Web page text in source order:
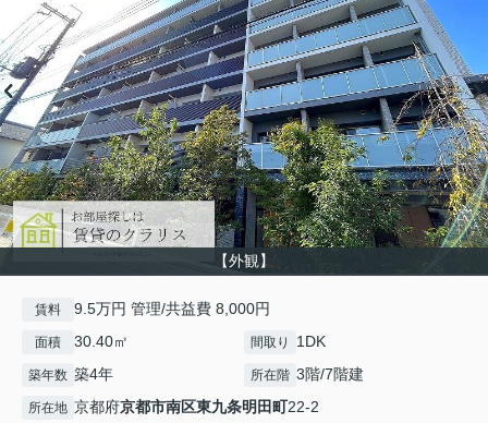
【外観】
賃料 9.5万円 管理/共益費 8,000円
面積 30.40㎡ 間取り 1DK
築年数 築4年 所在階 3階/7階建
所在地 京都府京都市南区東九条明田町22-2